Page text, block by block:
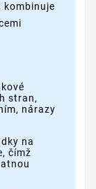
kombinuje
stran,
nárazy
na
čímž